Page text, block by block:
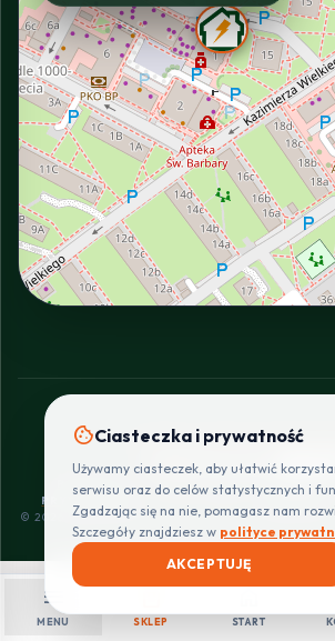
menu
MENU SKLEP START
SZYBKIE I BEZPIECZNE
POLITYKA
PRYWATNOŚCI
REGULAMIN
CENNIK
DOSTAW
© 2026 PROINSTALLER.PL - KNURÓW. WSZYSTKIE
cookieCiasteczka i prywatność
Używamy ciasteczek, aby ułatwić
serwisu oraz do celów statystycznych i
Zgadzając się na nie, pomagasz nam
Szczegóły znajdziesz w polityce
AKCEPTUJĘ